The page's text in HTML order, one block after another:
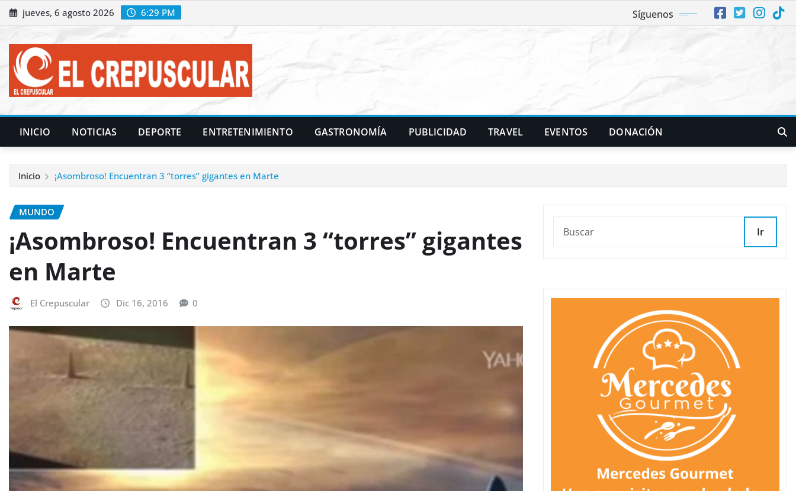
Saltar
al
jueves, 6 agosto 2026 6:29 PM Síguenos
INICIO NOTICIAS DEPORTE ENTRETENIMIENTO GASTRONOMÍA PUBLICIDAD TRAVEL EVENTOS DONACIÓN
Inicio ¡Asombroso! Encuentran 3 “torres” gigantes en Marte
MUNDO
¡Asombroso! Encuentran 3 “torres” gigantes
en Marte
El Crepuscular Dic 16, 2016 0
Ir